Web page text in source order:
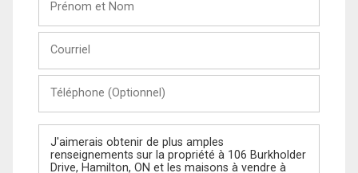
Nom
(Optionnel)
Message